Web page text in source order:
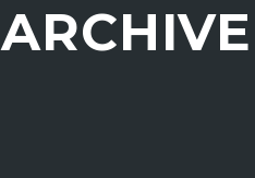
ARCHIVE